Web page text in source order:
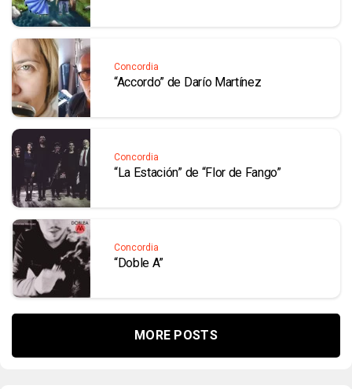
Concordia
“Accordo” de Darío Martínez
Concordia
“La Estación” de “Flor de Fango”
Concordia
“Doble A”
MORE POSTS